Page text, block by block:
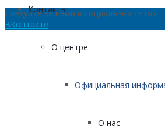
Контакты
О центре
Официальная
О нас
Следуйте за нами в социальных сетях:
ВКонтакте